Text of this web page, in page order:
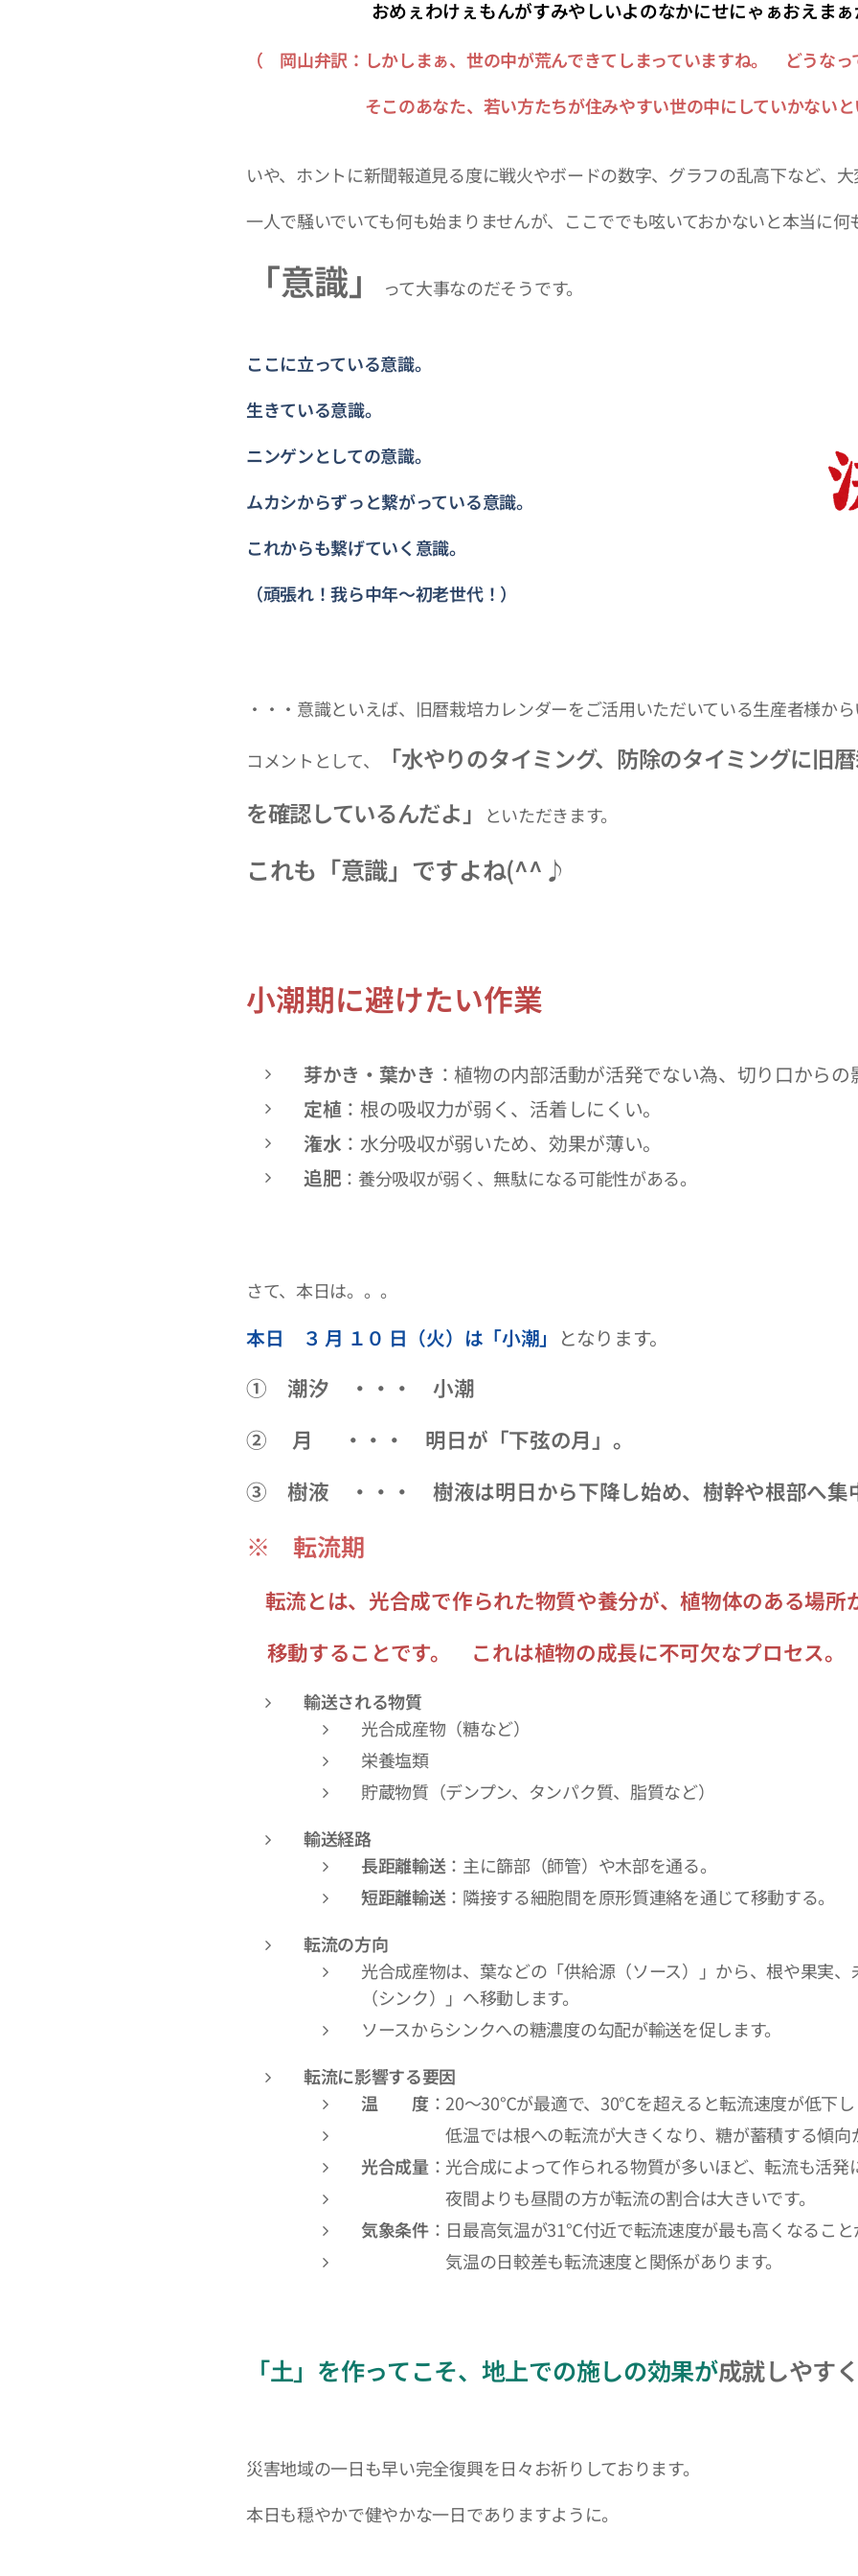
おめぇわけぇもんがすみやしいよのなかにせにゃぁおえまぁ
（ 岡山弁訳：しかしまぁ、世の中が荒んできてしまっていますね。 どうなっ
そこのあなた、若い方たちが住みやすい世の中にしていかないとい
いや、ホントに新聞報道見る度に戦火やボードの数字、グラフの乱高下など、大
一人で騒いでいても何も始まりませんが、ここででも呟いておかないと本当に何
「意識」 って大事なのだそうです。
ここに立っている意識。
生きている意識。
ニンゲンとしての意識。
ムカシからずっと繋がっている意識。
これからも繋げていく意識。
（頑張れ！我ら中年～初老世代！）
・・・意識といえば、旧暦栽培カレンダーをご活用いただいている生産者様から
コメントとして、 「水やりのタイミング、防除のタイミングに旧
を確認しているんだよ」 といただきます。
これも「意識」ですよね(^^♪
小潮期に避けたい作業
芽かき・葉かき ：植物の内部活動が活発でない為、切り口からの
定植：根の吸収力が弱く、活着しにくい。
潅水 ：水分吸収が弱いため、効果が薄い。
追肥 ：養分吸収が弱く、無駄になる可能性がある。
さて、本日は。。。
本日 ３ 月 １０ 日（火）は「小潮」 となります。
① 潮汐 ・・・ 小潮
② 月 ・・・ 明日が「下弦の月」。
③ 樹液 ・・・ 樹液は明日から下降し始め、樹幹や根部へ集
※ 転流期
転流とは、光合成で作られた物質や養分が、植物体のある場所
移動することです。
これは植物の成長に不可欠なプロセス。
輸送される物質
光合成産物（糖など）
栄養塩類
貯蔵物質（デンプン、タンパク質、脂質など）
輸送経路
長距離輸送：主に篩部（師管）や木部を通る。
短距離輸送：隣接する細胞間を原形質連絡を通じて移動する。
転流の方向
光合成産物は、葉などの「供給源（ソース）」から、根や果実
（シンク）」へ移動します。
ソースからシンクへの糖濃度の勾配が輸送を促します。
転流に影響する要因
温 度 ：20〜30℃が最適で、30℃を超えると転流速度が低下し
低温では根への転流が大きくなり、糖が蓄積する傾向が
光合成量 ：光合成によって作られる物質が多いほど、転流も活発
夜間よりも昼間の方が転流の割合は大きいです。
気象条件：日最高気温が31℃付近で転流速度が最も高くなること
気温の日較差も転流速度と関係があります。
「土」を作ってこそ、地上での施しの効果が成就しやす
災害地域の一日も早い完全復興を日々お祈りしております。
本日も穏やかで健やかな一日でありますように。